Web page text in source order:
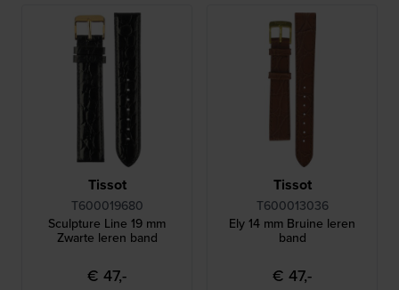
Tissot
T600019680
Sculpture Line 19 mm
Zwarte leren band
€ 47,-
Tissot
T600013036
Ely 14 mm Bruine leren
band
€ 47,-